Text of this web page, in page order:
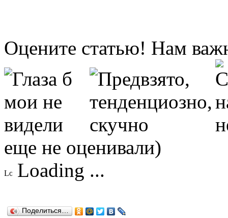
Оцените статью! Нам
еще не оценивали)
Loading ...
Поделиться…